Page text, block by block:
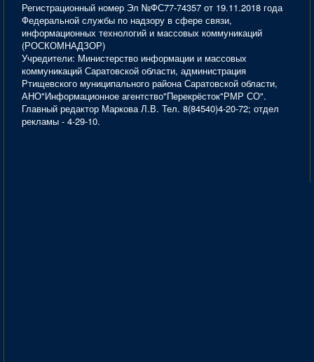
Регистрационный номер Эл №ФС77-74357 от 19.11.2018 года
Федеральной службы по надзору в сфере связи,
информационных технологий и массовых коммуникаций
(РОСКОМНАДЗОР)
Учредители: Министерство информации и массовых
коммуникаций Саратовской области, администрация
Ртищевского муниципального района Саратовской области,
АНО"Информационное агентство"Перекрёсток"РМР СО".
Главный редактор Маркова Л.В. Тел. 8(84540)4-20-72; отдел
рекламы - 4-29-10.